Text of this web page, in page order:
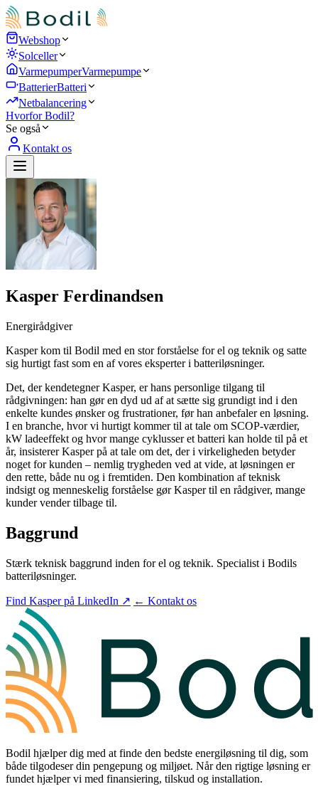
Webshop
Solceller
VarmepumperVarmepumpe
BatterierBatteri
Netbalancering
Hvorfor Bodil?
Se også
Kontakt os
Kasper Ferdinandsen
Energirådgiver
Kasper kom til Bodil med en stor forståelse for el og teknik og satte
sig hurtigt fast som en af vores eksperter i batteriløsninger.
Det, der kendetegner Kasper, er hans personlige tilgang til
rådgivningen: han gør en dyd ud af at sætte sig grundigt ind i den
enkelte kundes ønsker og frustrationer, før han anbefaler en løsning.
I en branche, hvor vi hurtigt kommer til at tale om SCOP-værdier,
kW ladeeffekt og hvor mange cyklusser et batteri kan holde til på et
år, insisterer Kasper på at tale om det, der i virkeligheden betyder
noget for kunden – nemlig trygheden ved at vide, at løsningen er
den rette, både nu og i fremtiden. Den kombination af teknisk
indsigt og menneskelig forståelse gør Kasper til en rådgiver, mange
kunder vender tilbage til.
Baggrund
Stærk teknisk baggrund inden for el og teknik. Specialist i Bodils
batteriløsninger.
Find Kasper på LinkedIn ↗ ← Kontakt os
Bodil hjælper dig med at finde den bedste energiløsning til dig, som
både tilgodeser din pengepung og miljøet. Når den rigtige løsning er
fundet hjælper vi med finansiering, tilskud og installation.